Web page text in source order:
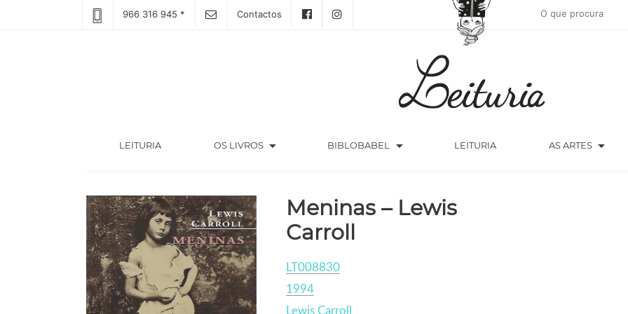
966 316 945 * Contactos
LEITURIA(CURRENT) OS LIVROS arrow_drop_down BIBLOBABEL arrow_drop_down LEITURIA AS ARTES arrow_drop_down
Meninas – Lewis
Carroll
LT008830
1994
Lewis Carroll